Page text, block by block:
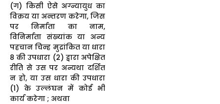
(ग) किसी ऐसे अग्न्यायुध का
विक्रय या अन्तरण करेगा, जिस
पर निर्माता का नाम,
विनिर्माता संख्यांक या अन्य
पहचान चिन्ह मुद्रांकित या धारा
8 की उपधारा (2) द्वारा अपेक्षित
रीति से उस पर अन्यथा दर्शित
न हो, या उस धारा की उपधारा
(1) के उल्लंघन में कोई भी
कार्य करेगा ; अथवा